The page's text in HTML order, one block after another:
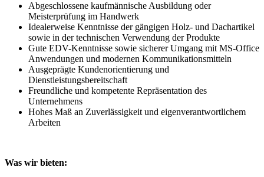
Abgeschlossene kaufmännische Ausbildung oder
Meisterprüfung im Handwerk
Idealerweise Kenntnisse der gängigen Holz- und Dachartikel
sowie in der technischen Verwendung der Produkte
Gute EDV-Kenntnisse sowie sicherer Umgang mit MS-Office
Anwendungen und modernen Kommunikationsmitteln
Ausgeprägte Kundenorientierung und
Dienstleistungsbereitschaft
Freundliche und kompetente Repräsentation des
Unternehmens
Hohes Maß an Zuverlässigkeit und eigenverantwortlichem
Arbeiten
Was wir bieten: